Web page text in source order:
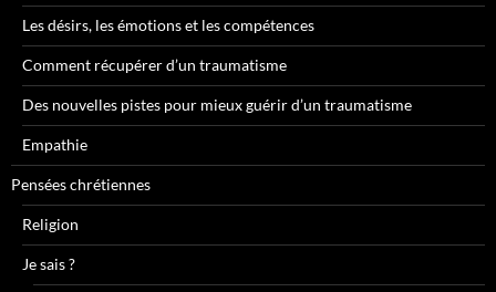
Les désirs, les émotions et les compétences
Comment récupérer d’un traumatisme
Des nouvelles pistes pour mieux guérir d’un traumatisme
Empathie
Pensées chrétiennes
Religion
Je sais ?